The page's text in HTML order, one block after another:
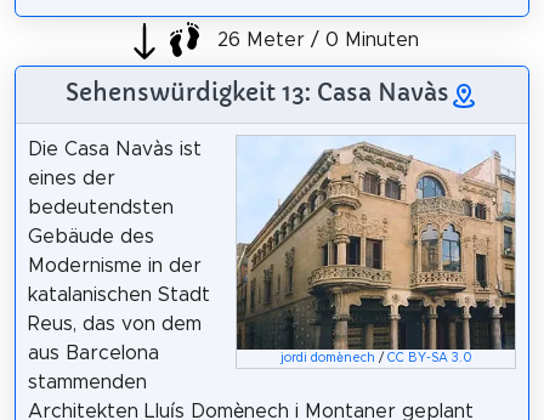
26 Meter / 0 Minuten
Sehenswürdigkeit 13: Casa Navàs
jordi domènech / CC BY-SA 3.0
Die Casa Navàs ist
eines der
bedeutendsten
Gebäude des
Modernisme in der
katalanischen Stadt
Reus, das von dem
aus Barcelona
stammenden
Architekten Lluís Domènech i Montaner geplant